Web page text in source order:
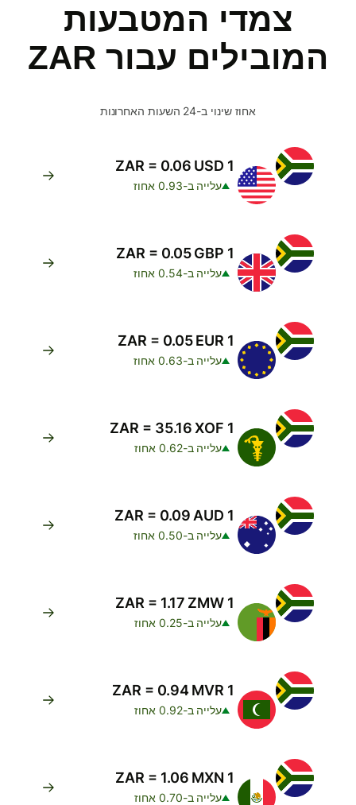
צמדי המטבעות
המובילים עבור ZAR
אחוז שינוי ב-24 השעות האחרונות
1 ZAR = 0.06 USD
עלייה ב-0.93 אחוז
1 ZAR = 0.05 GBP
עלייה ב-0.54 אחוז
1 ZAR = 0.05 EUR
עלייה ב-0.63 אחוז
1 ZAR = 35.16 XOF
עלייה ב-0.62 אחוז
1 ZAR = 0.09 AUD
עלייה ב-0.50 אחוז
1 ZAR = 1.17 ZMW
עלייה ב-0.25 אחוז
1 ZAR = 0.94 MVR
עלייה ב-0.92 אחוז
1 ZAR = 1.06 MXN
עלייה ב-0.70 אחוז